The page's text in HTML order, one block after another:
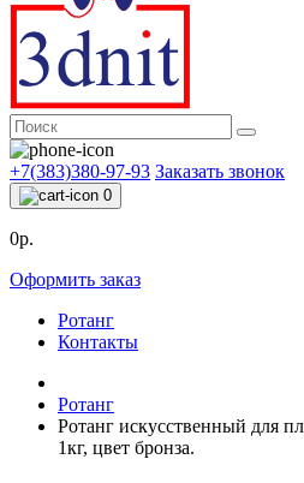
+7(383)380-97-93 Заказать звонок
0
0р.
Оформить заказ
Ротанг
Контакты
Ротанг
Ротанг искусственный для
1кг, цвет бронза.